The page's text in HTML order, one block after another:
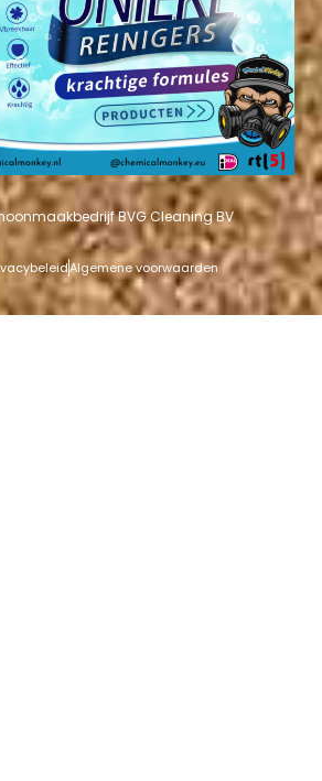
BVG Cleaning BV
Algemene voorwaarden